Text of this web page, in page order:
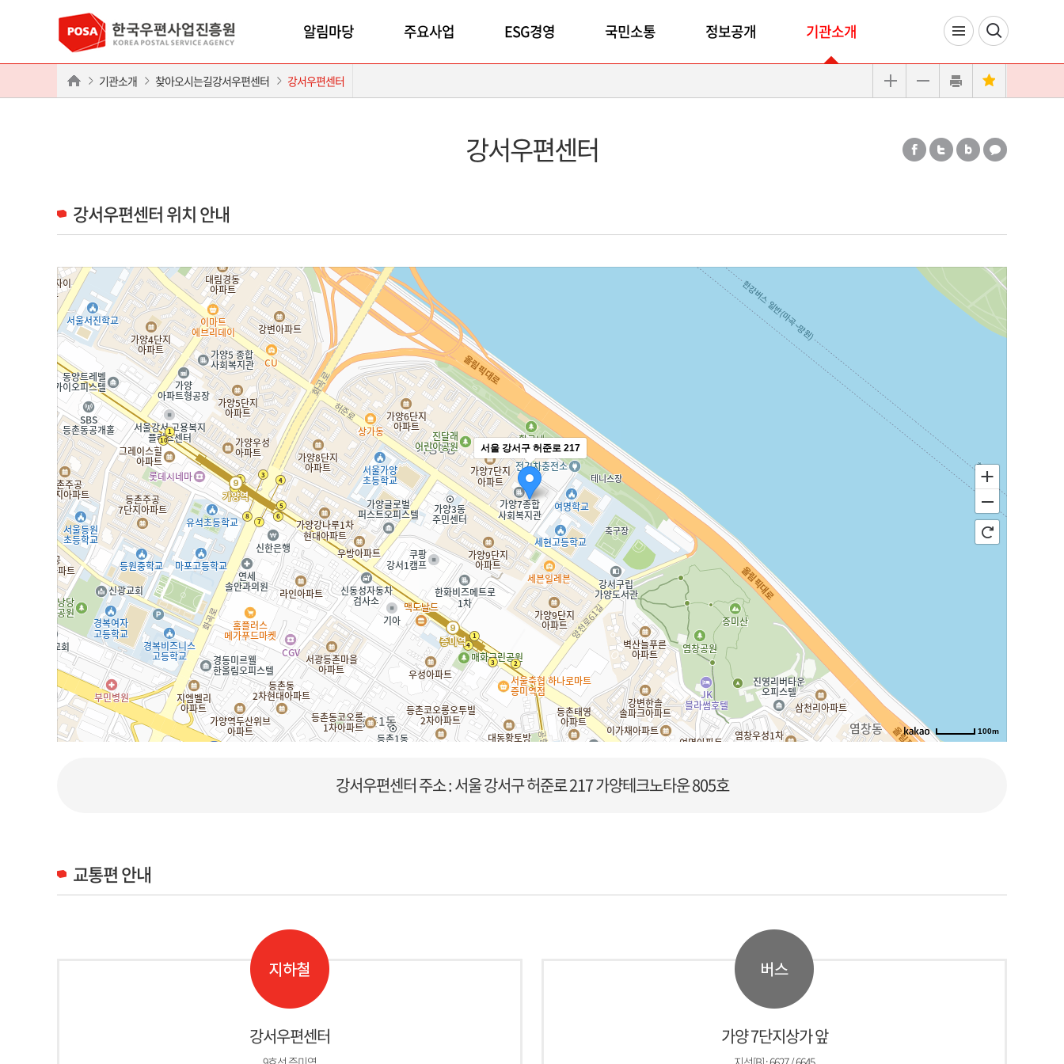
알림마당 주요사업 ESG경영 국민소통 정보공개 기관소개
기관소개 찾아오시는길강서우편센터 강서우편센터
강서우편센터
강서우편센터 위치 안내
서울 강서구 허준로 217
100m
강서우편센터주소 : 서울 강서구 허준로 217 가양테크노타운 805호
교통편 안내
강서우편센터 가양 7단지상가 앞